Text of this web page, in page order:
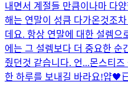
내면서 계절들 만큼이나마 다
해는 연말이 성큼 다가온것조
데요. 항상 연말에 대한 설렘으
에는 그 설렘보다 더 중요한 순
줬던것 같습니다. 언...몬스티즈
한 하루를 보내길 바라요!얍🖤